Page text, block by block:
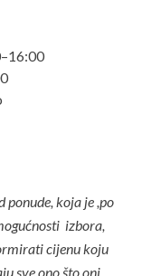
koja je ,po
izbora,
cijenu koju
sve ono što oni